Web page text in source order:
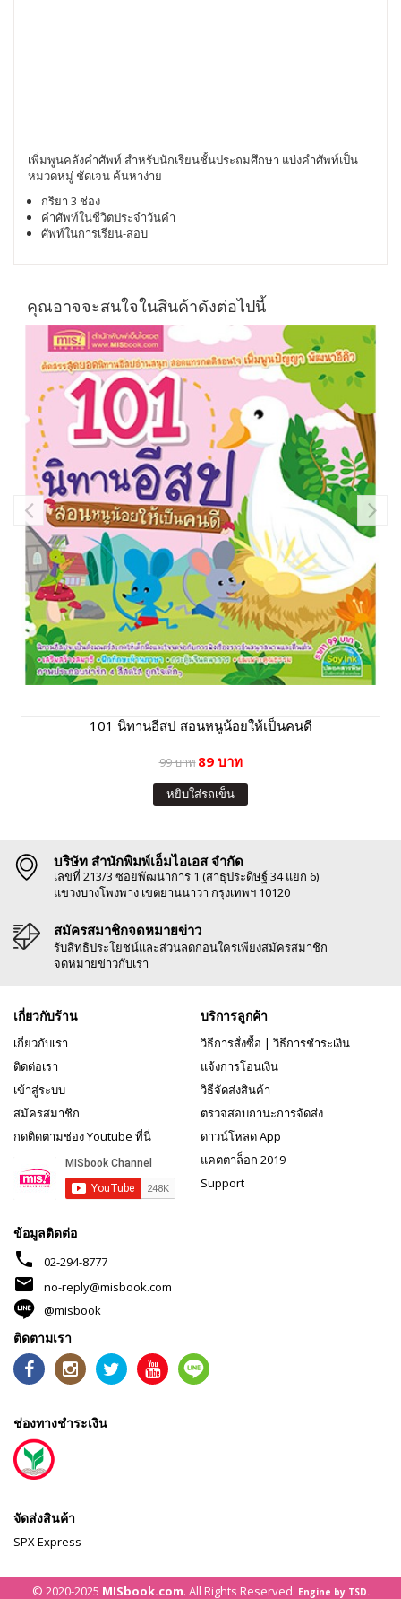
เพิ่มพูนคลังคำศัพท์ สำหรับนักเรียนชั้นประถมศึกษา แบ่งคำศัพท์เป็น
หมวดหมู่ ชัดเจน ค้นหาง่าย
กริยา 3 ช่อง
คำศัพท์ในชีวิตประจำวันคำ
ศัพท์ในการเรียน-สอบ
คุณอาจจะสนใจในสินค้าดังต่อไปนี้
101 นิทานอีสป สอนหนูน้อยให้เป็นคนดี
99 บาท89 บาท
หยิบใส่รถเข็น
บริษัท สำนักพิมพ์เอ็มไอเอส จำกัด
เลขที่ 213/3 ซอยพัฒนาการ 1 (สาธุประดิษฐ์ 34 แยก 6)
แขวงบางโพงพาง เขตยานนาวา กรุงเทพฯ 10120
สมัครสมาชิกจดหมายข่าว
รับสิทธิประโยชน์และส่วนลดก่อนใครเพียงสมัครสมาชิก
จดหมายข่าวกับเรา
เกี่ยวกับร้าน
เกี่ยวกับเรา
ติดต่อเรา
เข้าสู่ระบบ
สมัครสมาชิก
กดติดตามช่อง Youtube ที่นี่
บริการลูกค้า
วิธีการสั่งซื้อ | วิธีการชำระเงิน
แจ้งการโอนเงิน
วิธีจัดส่งสินค้า
ตรวจสอบถานะการจัดส่ง
ดาวน์โหลด App
แคตตาล็อก 2019
Support
ข้อมูลติดต่อ
phone 02-294-8777
mail
no-reply@misbook.com
@misbook
ติดตามเรา
ช่องทางชำระเงิน
จัดส่งสินค้า
SPX Express
© 2020-2025 MISbook.com. All Rights Reserved. Engine by TSD.